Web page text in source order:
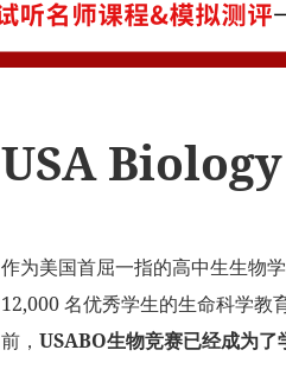
USA
作为美国首屈一指的高中生生物
12,000 名优秀学生的生命科学教
前，USABO生物竞赛已经成为